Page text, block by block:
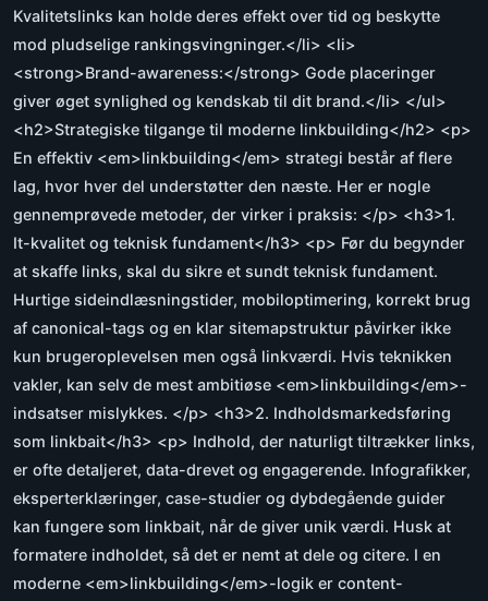
Kvalitetslinks kan holde deres effekt over tid og beskytte
mod pludselige rankingsvingninger.</li> <li>
<strong>Brand-awareness:</strong> Gode placeringer
giver øget synlighed og kendskab til dit brand.</li> </ul>
<h2>Strategiske tilgange til moderne linkbuilding</h2> <p>
En effektiv <em>linkbuilding</em> strategi består af flere
lag, hvor hver del understøtter den næste. Her er nogle
gennemprøvede metoder, der virker i praksis: </p> <h3>1.
It-kvalitet og teknisk fundament</h3> <p> Før du begynder
at skaffe links, skal du sikre et sundt teknisk fundament.
Hurtige sideindlæsningstider, mobiloptimering, korrekt brug
af canonical-tags og en klar sitemapstruktur påvirker ikke
kun brugeroplevelsen men også linkværdi. Hvis teknikken
vakler, kan selv de mest ambitiøse <em>linkbuilding</em>-
indsatser mislykkes. </p> <h3>2. Indholdsmarkedsføring
som linkbait</h3> <p> Indhold, der naturligt tiltrækker links,
er ofte detaljeret, data-drevet og engagerende. Infografikker,
eksperterklæringer, case-studier og dybdegående guider
kan fungere som linkbait, når de giver unik værdi. Husk at
formatere indholdet, så det er nemt at dele og citere. I en
moderne <em>linkbuilding</em>-logik er content-